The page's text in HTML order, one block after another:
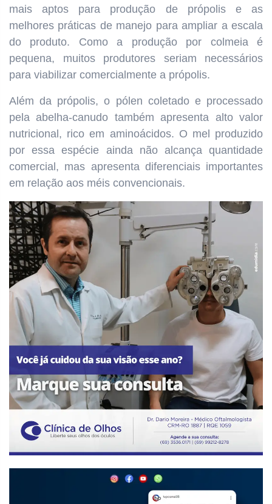
mais aptos para produção de própolis e as
melhores práticas de manejo para ampliar a escala
do produto. Como a produção por colmeia é
pequena, muitos produtores seriam necessários
para viabilizar comercialmente a própolis.
Além da própolis, o pólen coletado e processado
pela abelha-canudo também apresenta alto valor
nutricional, rico em aminoácidos. O mel produzido
por essa espécie ainda não alcança quantidade
comercial, mas apresenta diferenciais importantes
em relação aos méis convencionais.